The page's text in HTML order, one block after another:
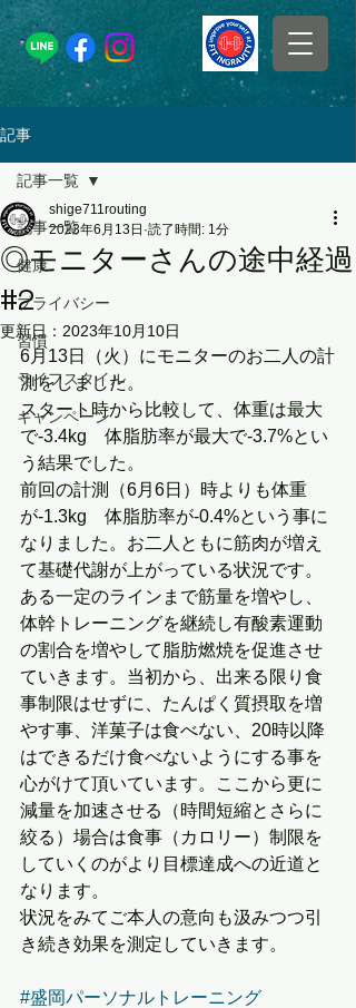
記事
記事一覧
健康
プライバシー
習慣
ライフスタイル
キャンペーン
記事一覧
◎モニターさんの途中経過
#2
shige711routing
2023年6月13日 読了時間: 1分
更新日： 2023年10月10日
6月13日（火）にモニターのお二人の計
測をしました。
スタート時から比較して、体重は最大
で-3.4kg　体脂肪率が最大で-3.7%とい
う結果でした。
前回の計測（6月6日）時よりも体重
が-1.3kg　体脂肪率が-0.4%という事に
なりました。お二人ともに筋肉が増え
て基礎代謝が上がっている状況です。
ある一定のラインまで筋量を増やし、
体幹トレーニングを継続し有酸素運動
の割合を増やして脂肪燃焼を促進させ
ていきます。当初から、出来る限り食
事制限はせずに、たんぱく質摂取を増
やす事、洋菓子は食べない、20時以降
はできるだけ食べないようにする事を
心がけて頂いています。ここから更に
減量を加速させる（時間短縮とさらに
絞る）場合は食事（カロリー）制限を
していくのがより目標達成への近道と
なります。
状況をみてご本人の意向も汲みつつ引
き続き効果を測定していきます。
#盛岡パーソナルトレーニング